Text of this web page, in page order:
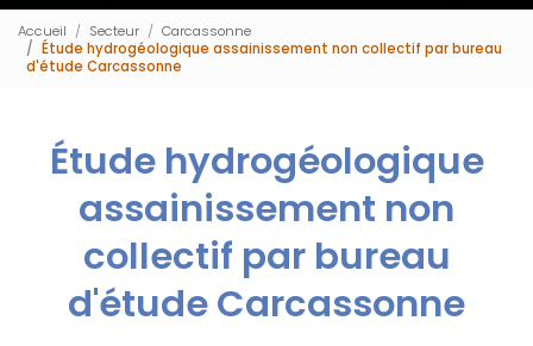
Accueil Secteur
Carcassonne
Étude hydrogéologique assainissement non collectif par bureau
d'étude Carcassonne
Étude hydrogéologique
assainissement non
collectif par bureau
d'étude Carcassonne